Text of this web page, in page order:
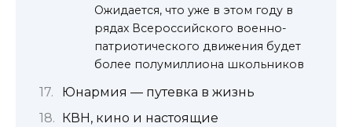
Ожидается, что уже в этом году в
рядах Всероссийского военно-
патриотического движения будет
более полумиллиона школьников
Юнармия — путевка в жизнь
КВН, кино и настоящие